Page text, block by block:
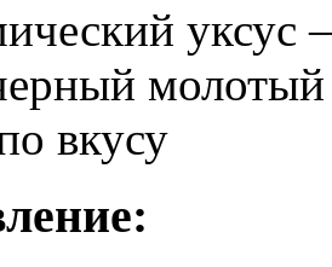
уксус
молотый
вкусу